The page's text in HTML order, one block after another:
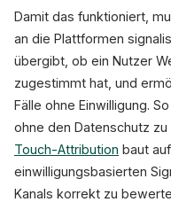
Damit das funktioniert,
an die Plattformen
übergibt, ob ein Nutzer
zugestimmt hat, und
Fälle ohne Einwilligung.
ohne den Datenschutz
Touch-Attribution baut
einwilligungsbasierten
Kanals korrekt zu